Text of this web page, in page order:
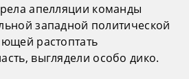
апелляции команды
западной политической
растоптать
выглядели особо дико.